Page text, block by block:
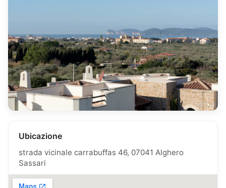
Ubicazione
strada vicinale carrabuffas 46, 07041 Alghero
Sassari